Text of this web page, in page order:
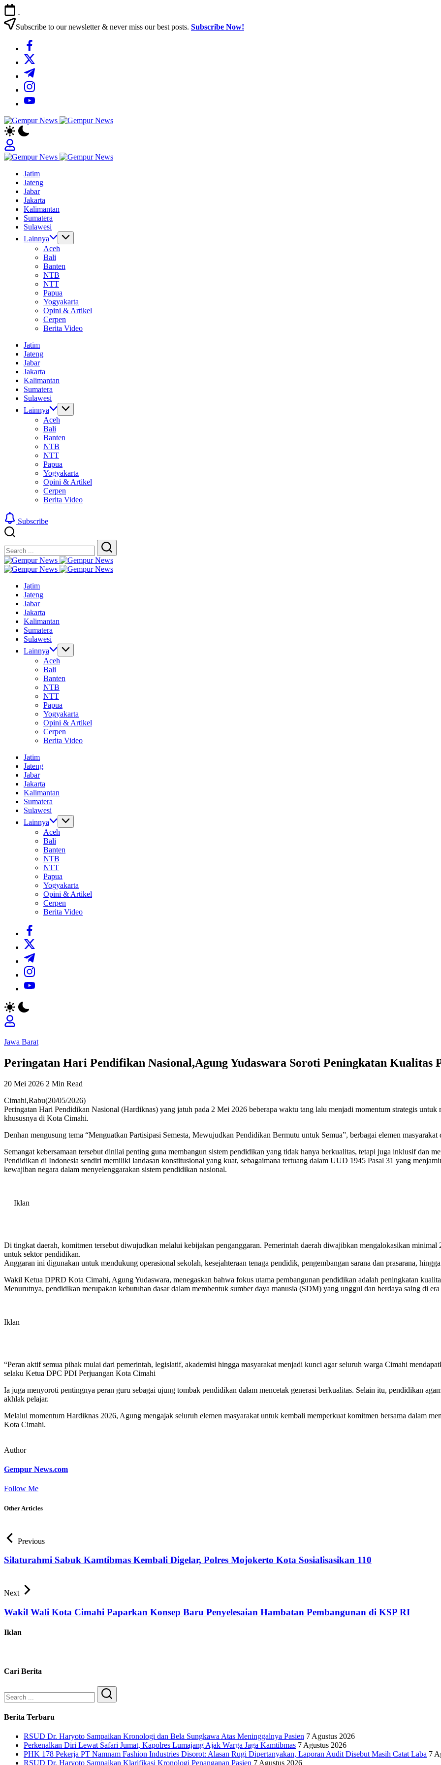
Skip
to
content
-
Subscribe to our newsletter & never miss our best posts. Subscribe Now!
https://www.facebook.com/
https://twitter.com/
https://t.me/
https://www.instagram.com/
https://youtube.com/
Gempur
Jelajah
Informasi
Dunia
Tanpa
Gempur
Informasi
Dunia
Tanpa
Batas
Jatim
Jateng
Jabar
Jakarta
Kalimantan
Sumatera
Sulawesi
Lainnya
Aceh
Bali
Banten
NTB
NTT
Papua
Yogyakarta
Opini & Artikel
Cerpen
Berita Video
Jatim
Jateng
Jabar
Jakarta
Kalimantan
Sumatera
Sulawesi
Lainnya
Aceh
Bali
Banten
NTB
NTT
Papua
Yogyakarta
Opini & Artikel
Cerpen
Berita Video
Subscribe
Search
Search
Gempur
News
Jelajah
Dunia
Tanpa
Batas
Gempur
Informasi
Dunia
Tanpa
Batas
Jatim
Jateng
Jabar
Jakarta
Kalimantan
Sumatera
Sulawesi
Lainnya
Aceh
Bali
Banten
NTB
NTT
Papua
Yogyakarta
Opini & Artikel
Cerpen
Berita Video
Jatim
Jateng
Jabar
Jakarta
Kalimantan
Sumatera
Sulawesi
Lainnya
Aceh
Bali
Banten
NTB
NTT
Papua
Yogyakarta
Opini & Artikel
Cerpen
Berita Video
https://www.facebook.com/
https://twitter.com/
https://t.me/
https://www.instagram.com/
https://youtube.com/
Jawa Barat
Peringatan Hari Pendifikan Nasional,Agung Yudaswara Soroti Peningkatan Kualitas
20 Mei 2026 2 Min Read
Cimahi,Rabu(20/05/2026)
Peringatan Hari Pendidikan Nasional (Hardiknas) yang jatuh pada 2 Mei 2026 beberapa waktu tang lalu menjadi momentum strategis
khususnya di Kota Cimahi.
Denhan mengusung tema “Menguatkan Partisipasi Semesta, Mewujudkan Pendidikan Bermutu untuk Semua”, berbagai elemen
‎Semangat kebersamaan tersebut dinilai penting guna membangun sistem pendidikan yang tidak hanya berkualitas, tetapi juga inklusif dan
‎Pendidikan di Indonesia sendiri memiliki landasan konstitusional yang kuat, sebagaimana tertuang dalam UUD 1945 Pasal 31 yang
kewajiban negara dalam menyelenggarakan sistem pendidikan nasional.
Iklan
‎Di tingkat daerah, komitmen tersebut diwujudkan melalui kebijakan penganggaran. Pemerintah daerah diwajibkan mengalokasikan
untuk sektor pendidikan.
‎‎Anggaran ini digunakan untuk mendukung operasional sekolah, kesejahteraan tenaga pendidik, pengembangan sarana dan prasarana,
‎Wakil Ketua DPRD Kota Cimahi, Agung Yudaswara, menegaskan bahwa fokus utama pembangunan pendidikan adalah peningkatan
‎Menurutnya, pendidikan merupakan kebutuhan dasar dalam membentuk sumber daya manusia (SDM) yang unggul dan berdaya saing di
Iklan
“Peran aktif semua pihak mulai dari pemerintah, legislatif, akademisi hingga masyarakat menjadi kunci agar seluruh warga Cimahi
selaku Ketua DPC PDI Perjuangan Kota Cimahi
‎Ia juga menyoroti pentingnya peran guru sebagai ujung tombak pendidikan dalam mencetak generasi berkualitas. Selain itu, pendidikan
akhlak pelajar.
‎Melalui momentum Hardiknas 2026, Agung mengajak seluruh elemen masyarakat untuk kembali memperkuat komitmen bersama dalam
Kota Cimahi.
Author
Gempur News.com
Follow Me
Other Articles
Previous
Silaturahmi Sabuk Kamtibmas Kembali Digelar, Polres Mojokerto Kota Sosialisasikan 110
Next
Wakil Wali Kota Cimahi Paparkan Konsep Baru Penyelesaian Hambatan Pembangunan di KSP RI
Iklan
Cari Berita
Search
Berita Terbaru
RSUD Dr. Haryoto Sampaikan Kronologi dan Bela Sungkawa Atas Meninggalnya Pasien 7 Agustus 2026
Perkenalkan Diri Lewat Safari Jumat, Kapolres Lumajang Ajak Warga Jaga Kamtibmas 7 Agustus 2026
PHK 178 Pekerja PT Namnam Fashion Industries Disorot: Alasan Rugi Dipertanyakan, Laporan Audit Disebut Masih Catat Laba 7
RSUD Dr. Haryoto Sampaikan Klarifikasi Kronologi Penanganan Pasien 7 Agustus 2026